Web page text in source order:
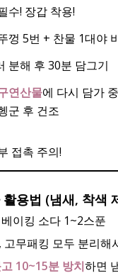
수! 장갑 착용!
껑 5번 + 찬물 1대야
분해 후 30분 담그기
연산물에 다시 담가
군 후 건조
접촉 주의!
용법 (냄새, 착색
이킹 소다 1~2스푼
고무패킹 모두 분리해
10~15분 방치하면